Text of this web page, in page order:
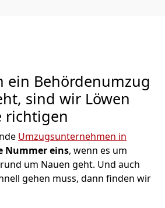
ein Behördenumzug
sind wir Löwen
richtigen
Umzugsunternehmen in
Nummer eins, wenn es um
um Nauen geht. Und auch
gehen muss, dann finden wir